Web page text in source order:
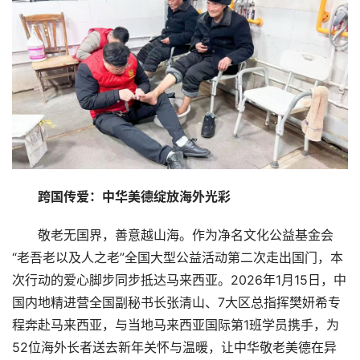
跨国传爱：中华美德绽放海外光彩
敬老无国界，善意越山海。作为净名文化公益基金会
“老吾老以及人之老”全国大型公益活动第二次走出国门，本
次行动的爱心脚步同步抵达马来西亚。2026年1月15日，中
国内地精进营全国副秘书长张清山、7大区总指挥樊妍希专
程奔赴马来西亚，与当地马来西亚国际第1班学员携手，为
52位海外长者送去新年关怀与温暖，让中华敬老美德在异